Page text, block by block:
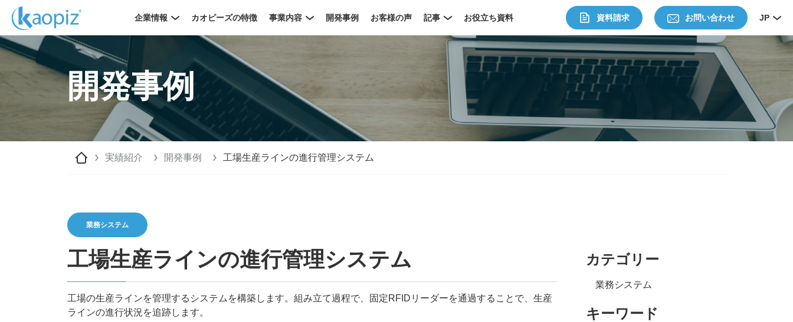
企業情報 カオピーズの特徴 事業内容 開発事例 お客様の声 記事 お役立ち資料 JP
資料請求 お問い合わせ
開発事例
実績紹介 開発事例 工場生産ラインの進行管理システム​
業務システム
工場生産ラインの進行管理システム​
工場の生産ラインを管理するシステムを構築します。組み立て過程で、​固定RFIDリーダーを通過することで、生産
ラインの進行状況を追跡します。​
カテゴリー
業務システム
キーワード